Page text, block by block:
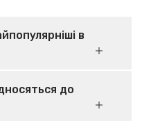
в
до